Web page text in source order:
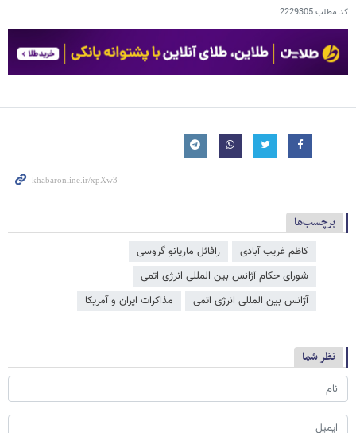
کد مطلب2229305
برچسب‌ها
کاظم غریب آبادی
رافائل ماریانو گروسی
شورای حکام آژانس بین المللی انرژی اتمی
آژانس بین المللی انرژی اتمی
مذاکرات ایران و آمریکا
نظر شما